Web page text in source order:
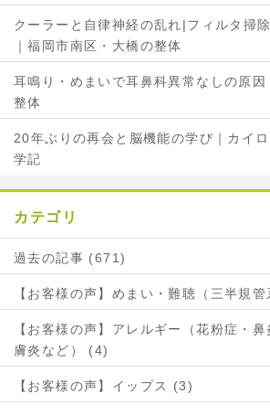
クーラーと自律神経の乱れ|フィルタ掃
｜福岡市南区・大橋の整体
耳鳴り・めまいで耳鼻科異常なしの原
整体
20年ぶりの再会と脳機能の学び｜カイ
学記
カテゴリ
過去の記事 (671)
【お客様の声】めまい・難聴（三半規
【お客様の声】アレルギー（花粉症・
膚炎など） (4)
【お客様の声】イップス (3)